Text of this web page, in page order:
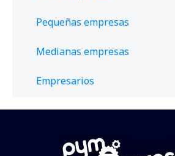
Pequeñas empresas
Medianas empresas
Empresarios